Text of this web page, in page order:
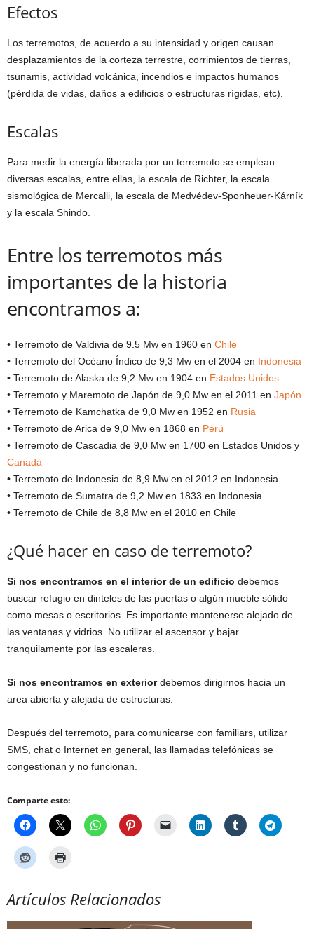
Efectos
Los terremotos, de acuerdo a su intensidad y origen causan
desplazamientos de la corteza terrestre, corrimientos de tierras,
tsunamis, actividad volcánica, incendios e impactos humanos
(pérdida de vidas, daños a edificios o estructuras rígidas, etc).
Escalas
Para medir la energía liberada por un terremoto se emplean
diversas escalas, entre ellas, la escala de Richter, la escala
sismológica de Mercalli, la escala de Medvédev-Sponheuer-Kárník
y la escala Shindo.
Entre los terremotos más
importantes de la historia
encontramos a:
• Terremoto de Valdivia de 9.5 Mw en 1960 en Chile
• Terremoto del Océano Índico de 9,3 Mw en el 2004 en Indonesia
• Terremoto de Alaska de 9,2 Mw en 1904 en Estados Unidos
• Terremoto y Maremoto de Japón de 9,0 Mw en el 2011 en Japón
• Terremoto de Kamchatka de 9,0 Mw en 1952 en Rusia
• Terremoto de Arica de 9,0 Mw en 1868 en Perú
• Terremoto de Cascadia de 9,0 Mw en 1700 en Estados Unidos y
Canadá
• Terremoto de Indonesia de 8,9 Mw en el 2012 en Indonesia
• Terremoto de Sumatra de 9,2 Mw en 1833 en Indonesia
• Terremoto de Chile de 8,8 Mw en el 2010 en Chile
¿Qué hacer en caso de terremoto?
Si nos encontramos en el interior de un edificio debemos
buscar refugio en dinteles de las puertas o algún mueble sólido
como mesas o escritorios. Es importante mantenerse alejado de
las ventanas y vidrios. No utilizar el ascensor y bajar
tranquilamente por las escaleras.
Si nos encontramos en exteriordebemos dirigirnos hacia un
area abierta y alejada de estructuras.
Después del terremoto, para comunicarse con familiars, utilizar
SMS, chat o Internet en general, las llamadas telefónicas se
congestionan y no funcionan.
Comparte esto:
Artículos Relacionados